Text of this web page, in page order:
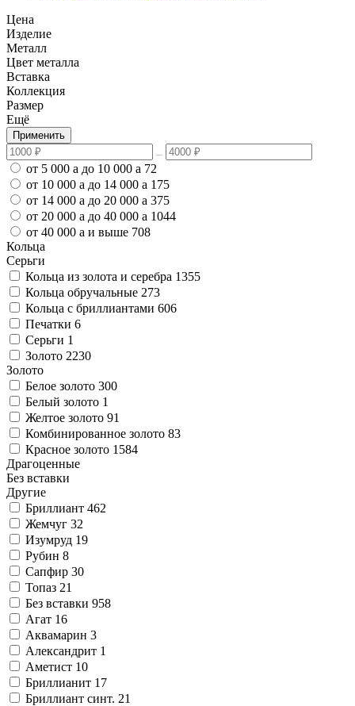
Цена
Изделие
Металл
Цвет металла
Вставка
Коллекция
Размер
Ещё
Применить
от 5 000 a до 10 000 a 72
от 10 000 a до 14 000 a 175
от 14 000 a до 20 000 a 375
от 20 000 a до 40 000 a 1044
от 40 000 a и выше 708
Кольца
Серьги
Кольца из золота и серебра 1355
Кольца обручальные 273
Кольца с бриллиантами 606
Печатки 6
Серьги 1
Золото 2230
Золото
Белое золото 300
Белый золото 1
Желтое золото 91
Комбинированное золото 83
Красное золото 1584
Драгоценные
Без вставки
Другие
Бриллиант 462
Жемчуг 32
Изумруд 19
Рубин 8
Сапфир 30
Топаз 21
Без вставки 958
Агат 16
Аквамарин 3
Александрит 1
Аметист 10
Бриллианит 17
Бриллиант синт. 21